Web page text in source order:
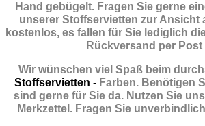
Hand gebügelt. Fragen Sie gerne
unserer Stoffservietten zur Ansicht
kostenlos, es fallen für Sie lediglich
Rückversand per Post
Wir wünschen viel Spaß beim
Stoffservietten - Farben. Benötigen
sind gerne für Sie da. Nutzen Sie
Merkzettel. Fragen Sie